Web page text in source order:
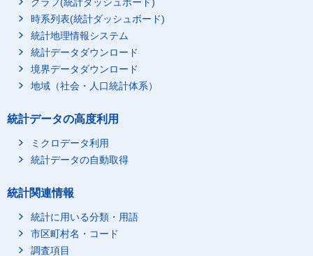
グラフ(統計ダッシュボード)
時系列表(統計ダッシュボード)
統計地理情報システム
統計データダウンロード
境界データダウンロード
地域（社会・人口統計体系）
統計データの高度利用
ミクロデータ利用
統計データの自動取得
統計関連情報
統計に用いる分類・用語
市区町村名・コード
調査項目